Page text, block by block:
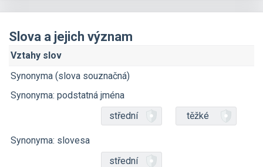
Slova a jejich význam
Vztahy slov
Synonyma (slova souznačná)
Synonyma: podstatná jména
střední
těžké
Synonyma: slovesa
střední